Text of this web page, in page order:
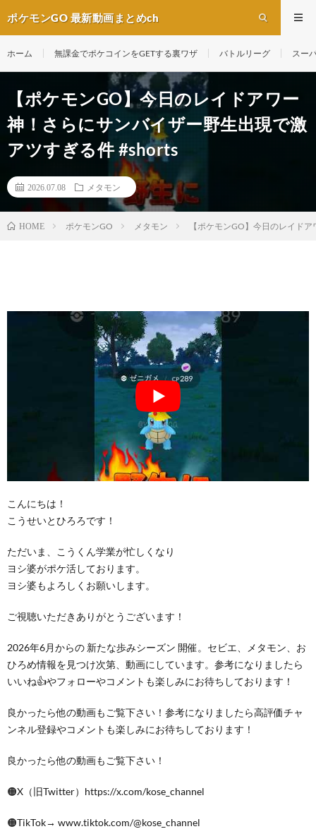
ポケモンGO 最新動画まとめch
ホーム 無課金でポケコインをGETする裏ワザ バトルリーグ スー
【ポケモンGO】今日のレイドアワー
神！さらにサンバイザー野生出現で激
アツすぎる件 #shorts
2026.07.08 メタモン
HOME ポケモンGO メタモン 【ポケモンGO】今日のレイド
こんにちは！
こうせいとひろろです！
ただいま、こうくん学業が忙しくなり
ヨシ婆がポケ活しております。
ヨシ婆もよろしくお願いします。
ご視聴いただきありがとうございます！
2026年6月からの 新たな歩みシーズン 開催。セビエ、メタモン、お
ひろめ情報を見つけ次第、動画にしています。参考になりましたら
いいね👍やフォローやコメントも楽しみにお待ちしております！
良かったら他の動画もご覧下さい！参考になりましたら高評価チャ
ンネル登録やコメントも楽しみにお待ちしております！
良かったら他の動画もご覧下さい！
🟠X（旧Twitter）https://x.com/kose_channel
🟠TikTok→ www.tiktok.com/@kose_channel